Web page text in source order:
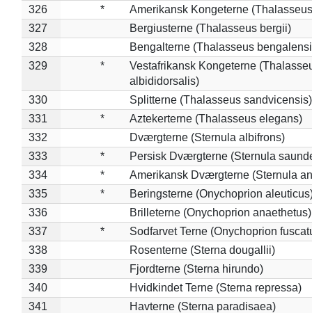
326
*
Amerikansk Kongeterne
327
Bergiusterne (Thalasseus bergii)
328
Bengalterne (Thalasseus
329
*
Vestafrikansk Kongeterne
albididorsalis)
330
Splitterne (Thalasseus sandvicensis)
331
*
Aztekerterne (Thalasseus elegans)
332
Dværgterne (Sternula albifrons)
333
*
Persisk Dværgterne (Sternula
334
*
Amerikansk Dværgterne (Sternula
335
*
Beringsterne (Onychoprion
336
Brilleterne (Onychoprion anaethetus)
337
*
Sodfarvet Terne (Onychoprion
338
Rosenterne (Sterna dougallii)
339
Fjordterne (Sterna hirundo)
340
Hvidkindet Terne (Sterna repressa)
341
Havterne (Sterna paradisaea)